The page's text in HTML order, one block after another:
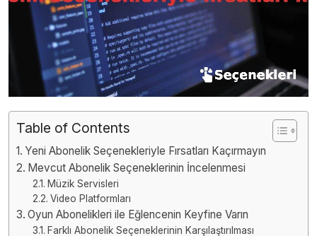
Table of Contents
Yeni Abonelik Seçenekleriyle Fırsatları Kaçırmayın
Mevcut Abonelik Seçeneklerinin İncelenmesi
Müzik Servisleri
Video Platformları
Oyun Abonelikleri ile Eğlencenin Keyfine Varın
Farklı Abonelik Seçeneklerinin Karşılaştırılması